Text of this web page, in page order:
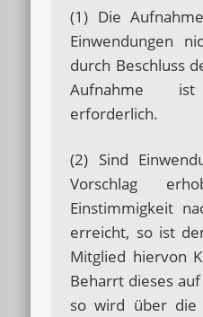
(1) Die
Einwendungen
durch Beschluss
Aufnahme ist
erforderlich.
(2) Sind
Vorschlag
Einstimmigkeit
erreicht, so ist
Mitglied hiervon
Beharrt dieses
so wird über die